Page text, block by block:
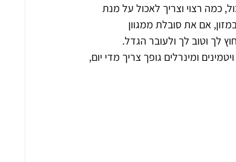
כמה רצוי וצריך לאכול על מנת
אם את סובלת ממגוון
לך וטוב לך ולעובר הגדל.
ומינרלים גופך צריך מדי יום,